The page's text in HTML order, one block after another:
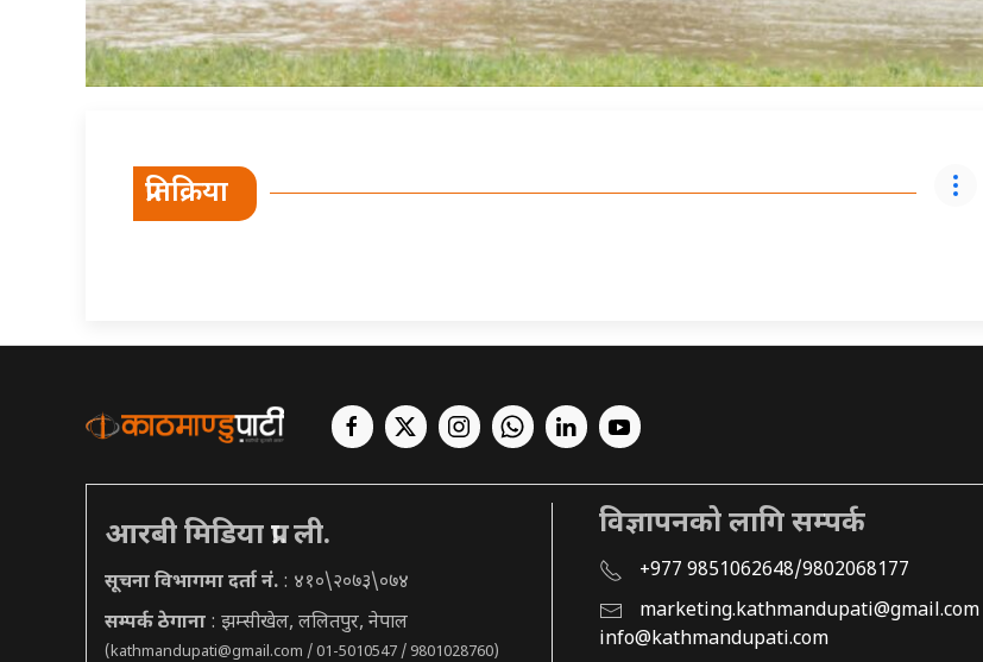
प्रतिक्रिया
आरबी मिडिया प्रा. ली.
सूचना विभागमा दर्ता नं. : ४१०\२०७३\०७४
सम्पर्क ठेगाना : झम्सीखेल, ललितपुर, नेपाल
(kathmandupati@gmail.com / 01-5010547 / 9801028760)
विज्ञापनको लागि सम्पर्क
+977 9851062648/9802068177
marketing.kathmandupati@gmail.com
info@kathmandupati.com